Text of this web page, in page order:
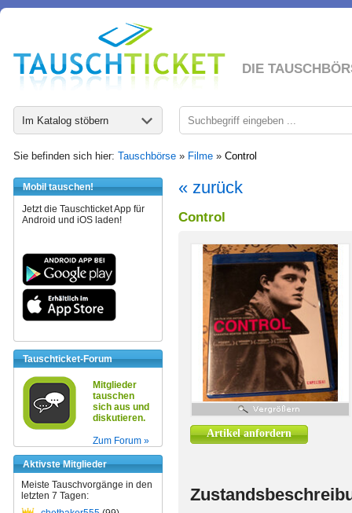
DIE
Im Katalog stöbern
Sie befinden sich hier: Tauschbörse » Filme » Control
Mobil tauschen!
Jetzt die Tauschticket App für
Android und iOS laden!
Tauschticket-Forum
Mitglieder
tauschen
sich aus und
diskutieren.
Zum Forum »
Aktivste Mitglieder
Meiste Tauschvorgänge in den
letzten 7 Tagen:
« zurück
Control
Artikel anfordern